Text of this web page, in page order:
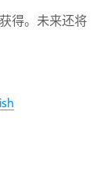
得。未来还将